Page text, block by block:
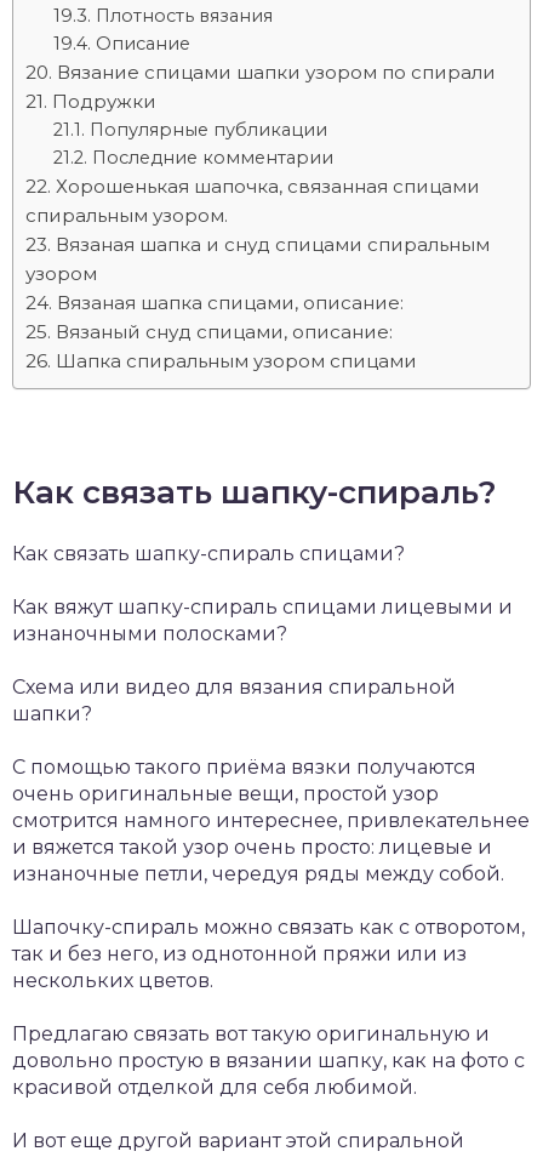
Плотность вязания
Описание
Вязание спицами шапки узором по спирали
Подружки
Популярные публикации
Последние комментарии
Хорошенькая шапочка, связанная спицами
спиральным узором.
Вязаная шапка и снуд спицами спиральным
узором
Вязаная шапка спицами, описание:
Вязаный снуд спицами, описание:
Шапка спиральным узором спицами
Как связать шапку-спираль?
Как связать шапку-спираль спицами?
Как вяжут шапку-спираль спицами лицевыми и
изнаночными полосками?
Схема или видео для вязания спиральной
шапки?
С помощью такого приёма вязки получаются
очень оригинальные вещи, простой узор
смотрится намного интереснее, привлекательнее
и вяжется такой узор очень просто: лицевые и
изнаночные петли, чередуя ряды между собой.
Шапочку-спираль можно связать как с отворотом,
так и без него, из однотонной пряжи или из
нескольких цветов.
Предлагаю связать вот такую оригинальную и
довольно простую в вязании шапку, как на фото с
красивой отделкой для себя любимой.
И вот еще другой вариант этой спиральной